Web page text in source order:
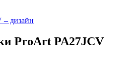
ProArt PA27JCV